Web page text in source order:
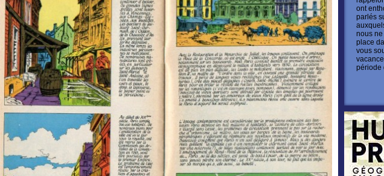
ont
parlés
nous
place
vous
période